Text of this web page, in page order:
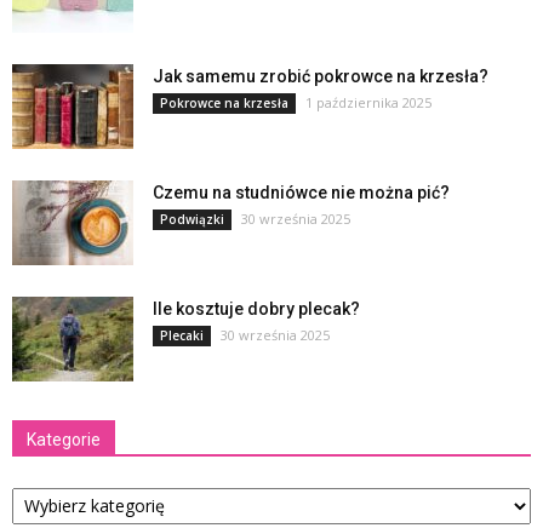
Jak samemu zrobić pokrowce na krzesła?
Pokrowce na krzesła 1 października 2025
Czemu na studniówce nie można pić?
Podwiązki 30 września 2025
Ile kosztuje dobry plecak?
Plecaki 30 września 2025
Kategorie
Kategorie